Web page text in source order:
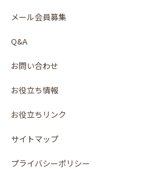
メール会員募集
Q&A
お問い合わせ
お役立ち情報
お役立ちリンク
サイトマップ
プライバシーポリシー